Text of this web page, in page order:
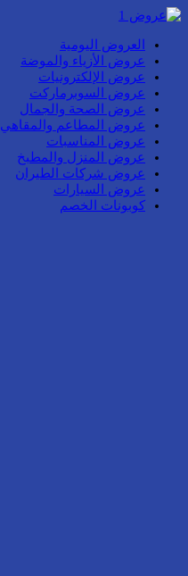
العروض اليومية
عروض الأزياء والموضة
عروض الإلكترونيات
عروض السوبرماركت
عروض الصحة والجمال
عروض المطاعم والمقاهي
عروض المناسبات
عروض المنزل والمطبخ
عروض شركات الطيران
عروض السيارات
كوبونات الخصم